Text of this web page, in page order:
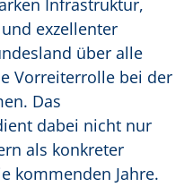
Infrastruktur,
exzellenter
über alle
Vorreiterrolle bei der
Das
dabei nicht nur
als konkreter
kommenden Jahre.